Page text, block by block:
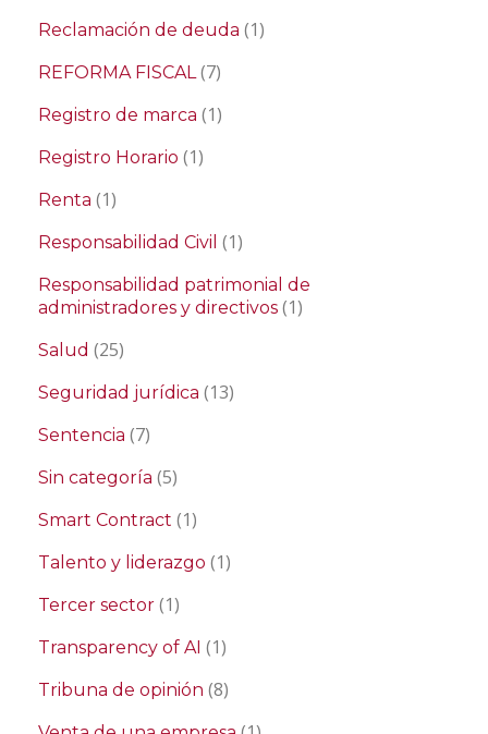
Reclamación de deuda (1)
REFORMA FISCAL (7)
Registro de marca (1)
Registro Horario (1)
Renta (1)
Responsabilidad Civil (1)
Responsabilidad patrimonial de
administradores y directivos (1)
Salud (25)
Seguridad jurídica (13)
Sentencia (7)
Sin categoría (5)
Smart Contract (1)
Talento y liderazgo (1)
Tercer sector (1)
Transparency of AI (1)
Tribuna de opinión (8)